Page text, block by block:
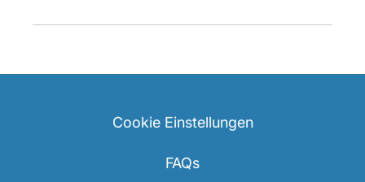
Cookie Einstellungen
FAQs